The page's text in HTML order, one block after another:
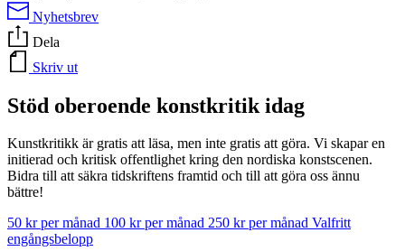
Nyhetsbrev
Dela
Skriv ut
Stöd oberoende konstkritik idag
Kunstkritikk är gratis att läsa, men inte gratis att göra. Vi skapar en
initierad och kritisk offentlighet kring den nordiska konstscenen.
Bidra till att säkra tidskriftens framtid och till att göra oss ännu
bättre!
50 kr per månad 100 kr per månad 250 kr per månad Valfritt
engångsbelopp